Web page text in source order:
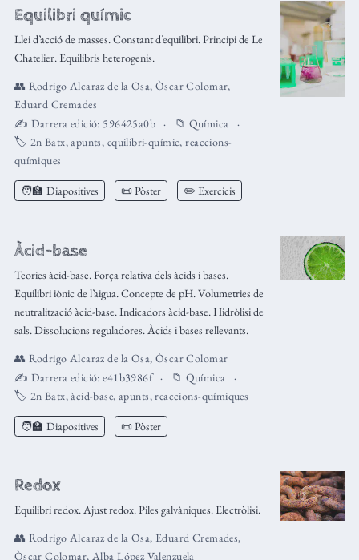
Equilibri químic
Llei d’acció de masses. Constant d’equilibri. Principi de Le
Chatelier. Equilibris heterogenis.
👥 Rodrigo Alcaraz de la Osa, Òscar Colomar,
Eduard Cremades
✍️ Darrera edició: 596425a0b 📁 Química
🏷️ 2n Batx,apunts, equilibri-químic,reaccions-
químiques
🧑‍🏫 Diapositives 📜 Pòster ✏️ Exercicis
Àcid-base
Teories àcid-base. Força relativa dels àcids i bases.
Equilibri iònic de l’aigua. Concepte de pH. Volumetries de
neutralització àcid-base. Indicadors àcid-base. Hidròlisi de
sals. Dissolucions reguladores. Àcids i bases rellevants.
👥 Rodrigo Alcaraz de la Osa, Òscar Colomar
✍️ Darrera edició:e41b3986f 📁 Química
🏷️ 2n Batx,àcid-base, apunts,reaccions-químiques
🧑‍🏫 Diapositives 📜 Pòster
Redox
Equilibri redox. Ajust redox. Piles galvàniques. Electròlisi.
👥 Rodrigo Alcaraz de la Osa, Eduard Cremades,
Òscar Colomar,Alba López Valenzuela